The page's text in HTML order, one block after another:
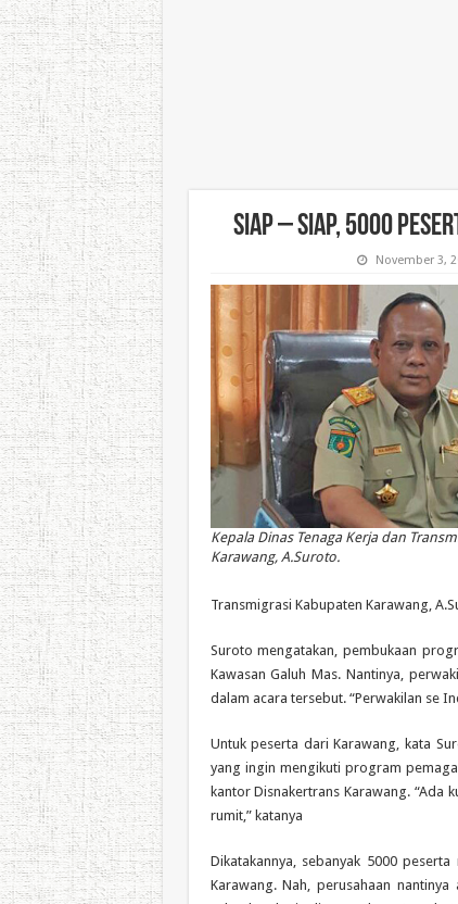
Siap – siap, 5000
November 3,
Kepala Dinas Tenaga Kerja dan
Karawang, A.Suroto.
Transmigrasi Kabupaten Karawang,
Suroto mengatakan, pembukaan
Kawasan Galuh Mas. Nantinya,
dalam acara tersebut. “Perwakilan se
Untuk peserta dari Karawang, kata
yang ingin mengikuti program
kantor Disnakertrans Karawang. “Ada
rumit,” katanya
Dikatakannya, sebanyak 5000
Karawang. Nah, perusahaan